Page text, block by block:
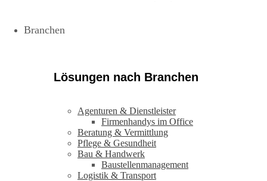
Branchen
Lösungen nach Branchen
Agenturen & Dienstleister
Firmenhandys im Office
Beratung & Vermittlung
Pflege & Gesundheit
Bau & Handwerk
Baustellenmanagement
Logistik & Transport